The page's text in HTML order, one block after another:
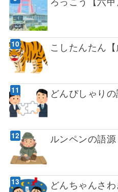
こしたんたん
どんぴしゃり
ルンペンの語
どんちゃんさ